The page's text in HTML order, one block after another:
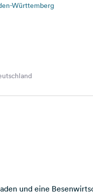
Württemberg
und eine